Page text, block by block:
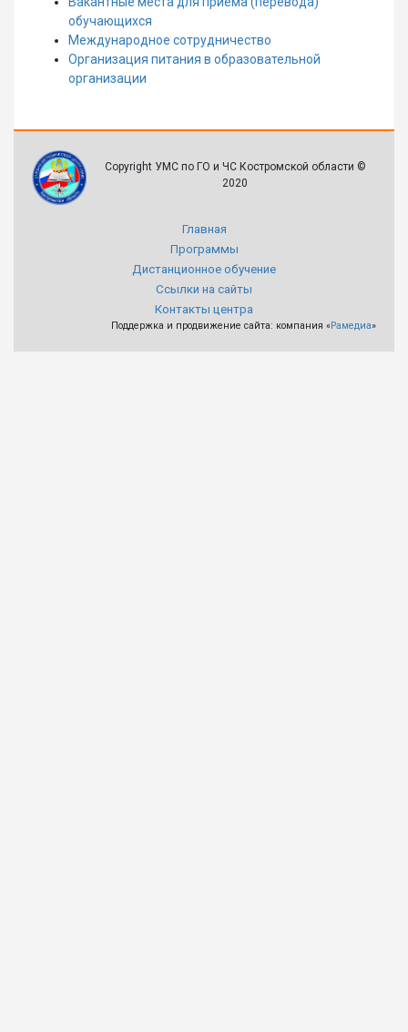
обучающихся
Международное сотрудничество
Организация питания в образовательной
организации
Copyright УМС по ГО и ЧС Костромской области ©
2020
Главная
Программы
Дистанционное обучение
Сcылки на сайты
Контакты центра
Поддержка и продвижение сайта: компания «Рамедиа»